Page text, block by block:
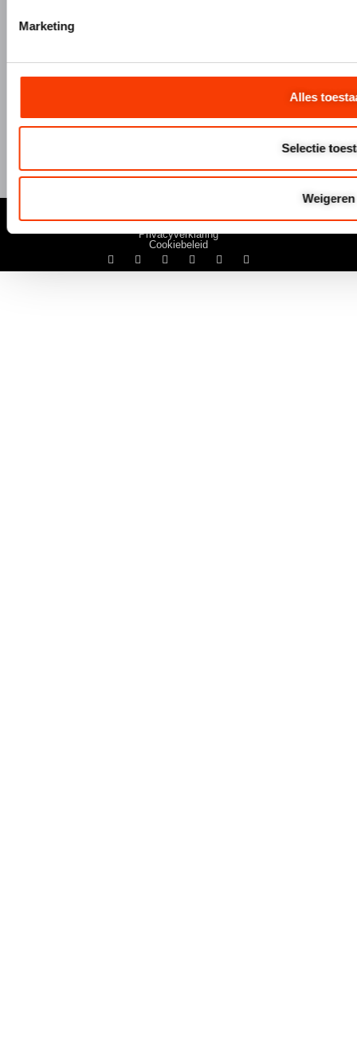
Marketing
Alles
Selectie
Weigeren
1e Industrieweg 1 4147 CR Asperen
Disclaimer
Privacyverklaring
Cookiebeleid